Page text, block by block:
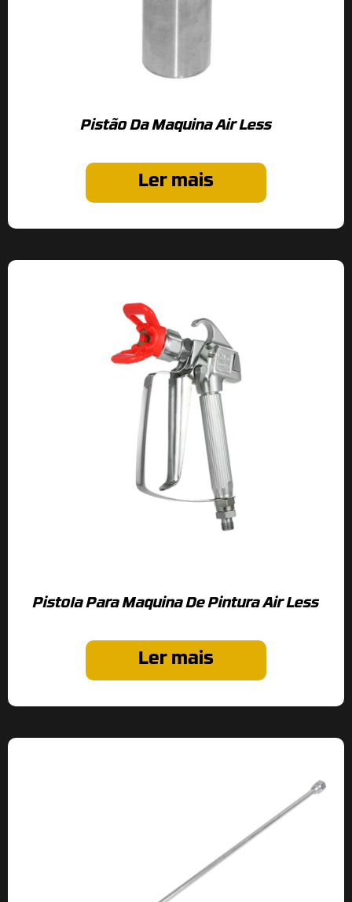
Pistão Da Maquina Air Less
Ler mais
Pistola Para Maquina De Pintura Air Less
Ler mais